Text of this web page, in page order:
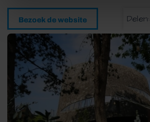
Bezoek de website Delen: